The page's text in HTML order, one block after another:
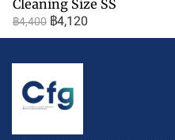
Cleaning Size SS
฿4,400 ฿4,120